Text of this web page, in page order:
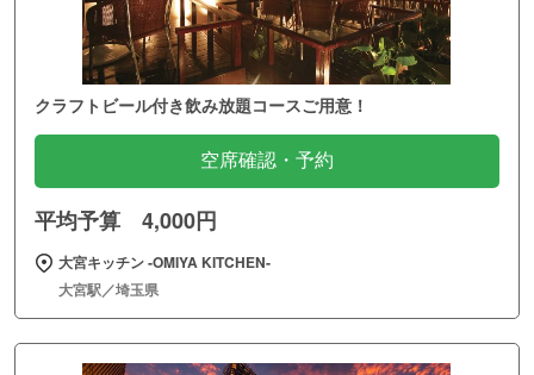
クラフトビール付き飲み放題コースご用意！
空席確認・予約
平均予算 4,000円
大宮キッチン ‐OMIYA KITCHEN‐
大宮駅／埼玉県